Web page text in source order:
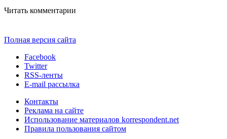
Читать комментарии
Полная версия сайта
Facebook
Twitter
RSS-ленты
E-mail рассылка
Контакты
Реклама на сайте
Использование материалов korrespondent.net
Правила пользования сайтом